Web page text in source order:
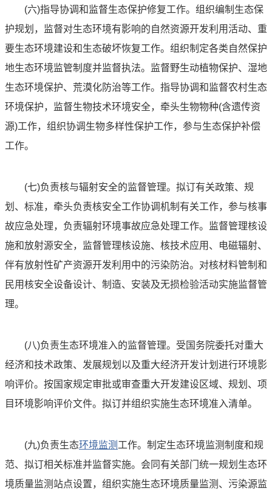
(六)指导协调和监督生态保护修复工作。组织编制生态保
护规划，监督对生态环境有影响的自然资源开发利用活动、重
要生态环境建设和生态破坏恢复工作。组织制定各类自然保护
地生态环境监管制度并监督执法。监督野生动植物保护、湿地
生态环境保护、荒漠化防治等工作。指导协调和监督农村生态
环境保护，监督生物技术环境安全，牵头生物物种(含遗传资
源)工作，组织协调生物多样性保护工作，参与生态保护补偿
工作。
(七)负责核与辐射安全的监督管理。拟订有关政策、规
划、标准，牵头负责核安全工作协调机制有关工作，参与核事
故应急处理，负责辐射环境事故应急处理工作。监督管理核设
施和放射源安全，监督管理核设施、核技术应用、电磁辐射、
伴有放射性矿产资源开发利用中的污染防治。对核材料管制和
民用核安全设备设计、制造、安装及无损检验活动实施监督管
理。
(八)负责生态环境准入的监督管理。受国务院委托对重大
经济和技术政策、发展规划以及重大经济开发计划进行环境影
响评价。按国家规定审批或审查重大开发建设区域、规划、项
目环境影响评价文件。拟订并组织实施生态环境准入清单。
(九)负责生态环境监测 工作。制定生态环境监测制度和规
范、拟订相关标准并监督实施。会同有关部门统一规划生态环
境质量监测站点设置，组织实施生态环境质量监测、污染源监